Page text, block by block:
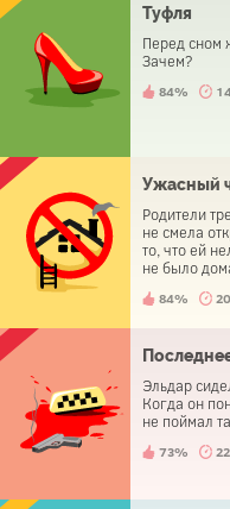
Туфля
Перед сном
Зачем?
84%
Ужасный
Родители
не смела
то, что ей
не было
84%
Эльдар
Когда он
не поймал
73%